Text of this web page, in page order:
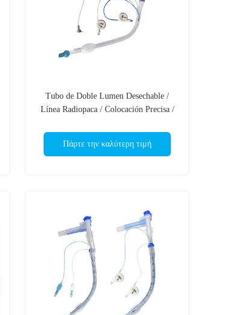
Tubo de Doble Lumen Desechable /
Línea Radiopaca / Colocación Precisa /
Πάρτε την καλύτερη τιμή